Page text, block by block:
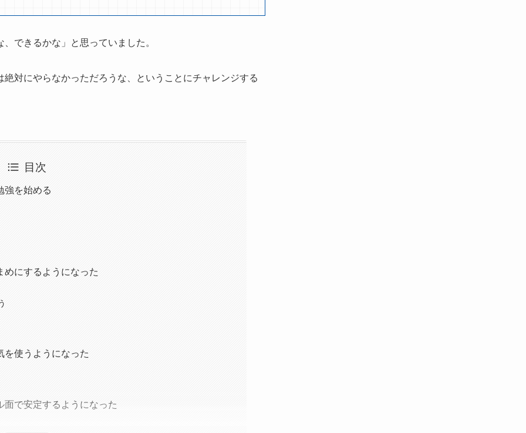
できるかな」と思っていました。
対にやらなかっただろうな、ということにチャレンジする
目次
強を始める
にするようになった
使うようになった
で安定するようになった